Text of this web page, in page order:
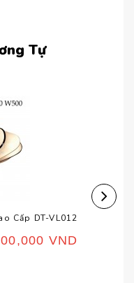
Tự
Cấp DT-VL012
VND